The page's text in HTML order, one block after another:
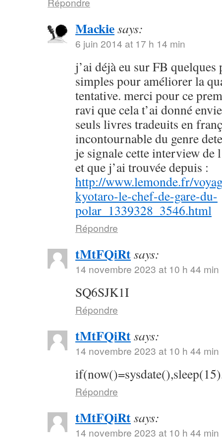
Mackiesays:
6 juin 2014 at 17 h 14 min
j’ai déjà eu sur FB quelques
simples pour améliorer la
tentative. merci pour ce
ravi que cela t’ai donné
seuls livres tradeuits en
incontournable du genre
je signale cette interview de
et que j’ai trouvée depuis :
http://www.lemonde.fr/
kyotaro-le-chef-de-gare-du-
polar_1339328_3546.html
Répondre
tMtFQiRtsays:
14 novembre 2023 at 10 h 44 min
SQ6SJK1I
Répondre
tMtFQiRtsays:
14 novembre 2023 at 10 h 44 min
Répondre
tMtFQiRtsays:
14 novembre 2023 at 10 h 44 min